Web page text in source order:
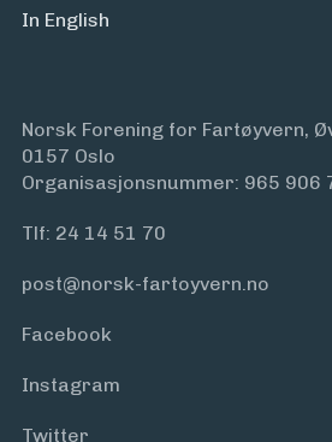
In English
Norsk Forening for Fartøyvern,
0157 Oslo
Organisasjonsnummer: 965 906
Tlf: 24 14 51 70
post@norsk-fartoyvern.no
Facebook
Instagram
Twitter